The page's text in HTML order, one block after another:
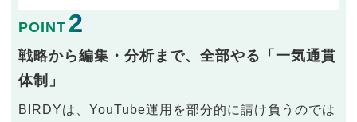
POINT 2
戦略から編集・分析まで、全部やる「一気通貫
体制」
BIRDYは、YouTube運用を部分的に請け負うのでは